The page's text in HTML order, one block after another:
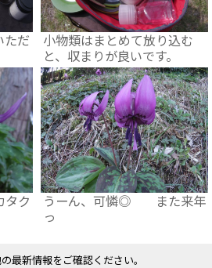
ただ
小物類はまとめて放り込む
と、収まりが良いです。
タク
うーん、可憐◎ また来年
っ
最新情報をご確認ください。